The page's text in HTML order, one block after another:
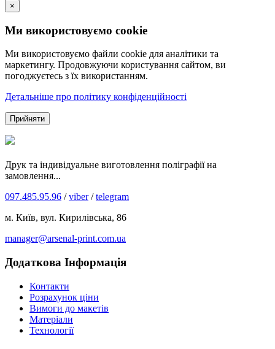
×
Ми використовуємо cookie
Ми використовуємо файли cookie для аналітики та
маркетингу. Продовжуючи користування сайтом, ви
погоджуєтесь з їх використанням.
Детальніше про політику конфіденційності
Прийняти
Друк та індивідуальне виготовлення поліграфії на
замовлення...
097.485.95.96 /viber/telegram
м. Київ, вул. Кирилівська, 86
manager@arsenal-print.com.ua
Додаткова Інформація
Контакти
Розрахунок ціни
Вимоги до макетів
Матеріали
Технології